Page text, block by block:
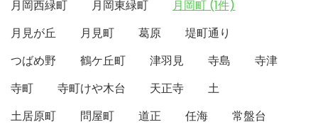
月岡西緑町
月岡東緑町
月岡町 (1件)
月見が丘
月見町 葛原
堤町通り
つばめ野
鶴ケ丘町 津羽見 寺島
寺津
寺町
寺町けや木台 天正寺
土
土居原町
問屋町 道正 任海
常盤台